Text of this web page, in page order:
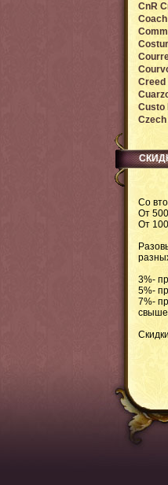
CnR
Coach
Creed
Custo
Со
От
От
3%-
5%-
7%-
свыше